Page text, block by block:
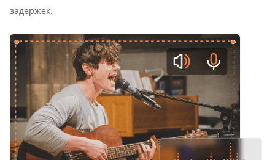
задержек.